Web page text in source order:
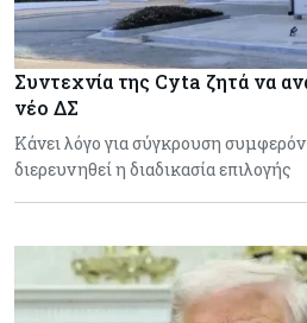
Συντεχνία της Cyta ζητά να
νέο ΔΣ
Κάνει λόγο για σύγκρουση
διερευνηθεί η διαδικασία επιλογής